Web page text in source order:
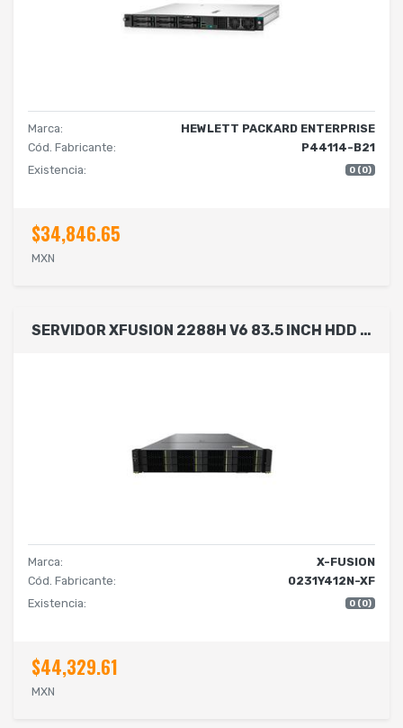
Marca:
HEWLETT PACKARD ENTERPRISE
Cód. Fabricante:
P44114-B21
Existencia:
0 (0)
$34,846.65
MXN
SERVIDOR XFUSION 2288H V6 83.5 INCH HDD THROUGH CHASSIS 2 CPU 12 CORE C/U / 64 GB EN RAM/ 2 SSD,480GB,SATA 6GB / RAID CARD MR 0,1,5,6,10,50,60,2GB CACHE
Marca:
X-FUSION
Cód. Fabricante:
0231Y412N-XF
Existencia:
0 (0)
$44,329.61
MXN